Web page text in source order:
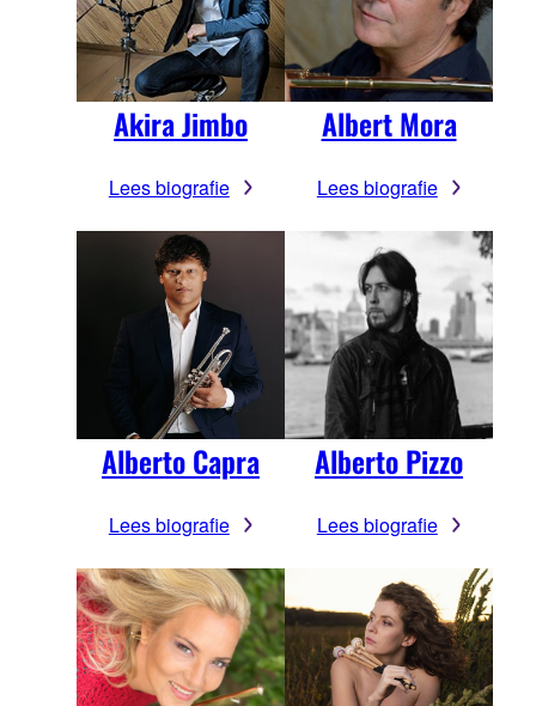
Akira Jimbo
Lees biografie
Albert Mora
Lees biografie
Alberto Capra
Lees biografie
Alberto Pizzo
Lees biografie